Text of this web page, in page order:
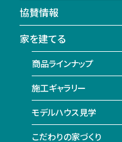
協賛情報
家を建てる
商品ラインナップ
施工ギャラリー
モデルハウス見学
こだわりの家づくり